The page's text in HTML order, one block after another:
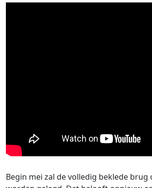
Begin mei zal de volledig beklede brug